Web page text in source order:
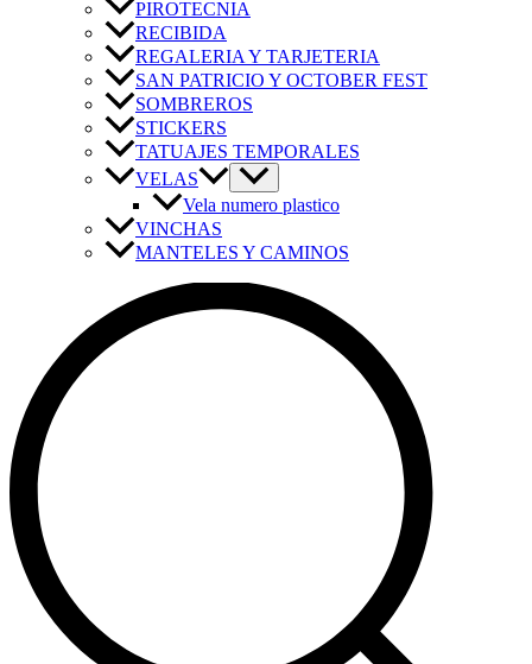
PIROTECNIA
RECIBIDA
REGALERIA Y TARJETERIA
SAN PATRICIO Y OCTOBER FEST
SOMBREROS
STICKERS
TATUAJES TEMPORALES
VELAS
Vela numero plastico
VINCHAS
MANTELES Y CAMINOS